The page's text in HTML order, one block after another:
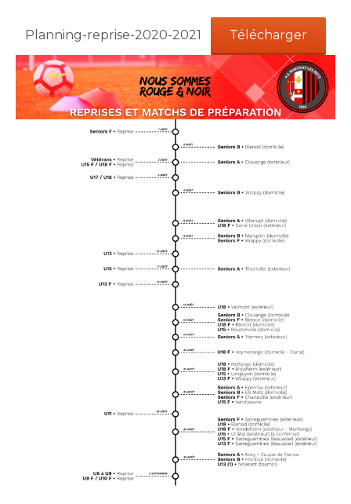
Planning-reprise-2020-2021 Télécharger